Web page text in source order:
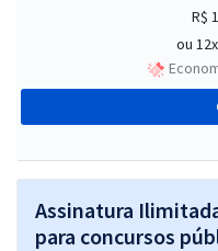
R$
ou
Assinatura
para concursos